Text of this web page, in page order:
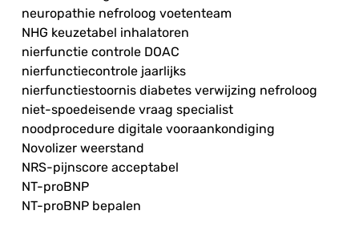
neuropathie nefroloog voetenteam
NHG keuzetabel inhalatoren
nierfunctie controle DOAC
nierfunctiecontrole jaarlijks
nierfunctiestoornis diabetes verwijzing nefroloog
niet-spoedeisende vraag specialist
noodprocedure digitale vooraankondiging
Novolizer weerstand
NRS-pijnscore acceptabel
NT-proBNP
NT-proBNP bepalen